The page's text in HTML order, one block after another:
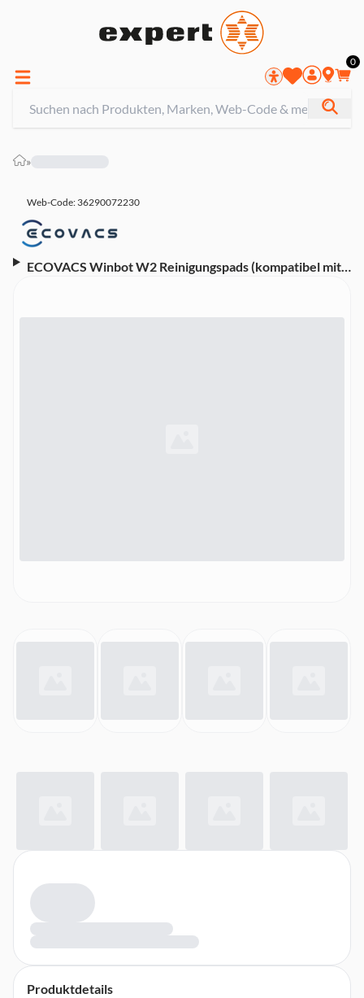
0
»
Web-Code: 36290072230
ECOVACS Winbot W2 Reinigungspads (kompatibel mit
Produktdetails